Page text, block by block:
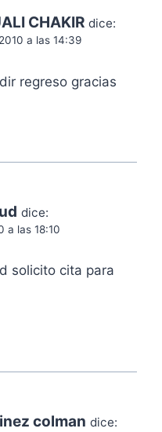
CHAKIR dice:
a las 14:39
regreso gracias
dice:
a las 18:10
solicito cita para
colman dice: